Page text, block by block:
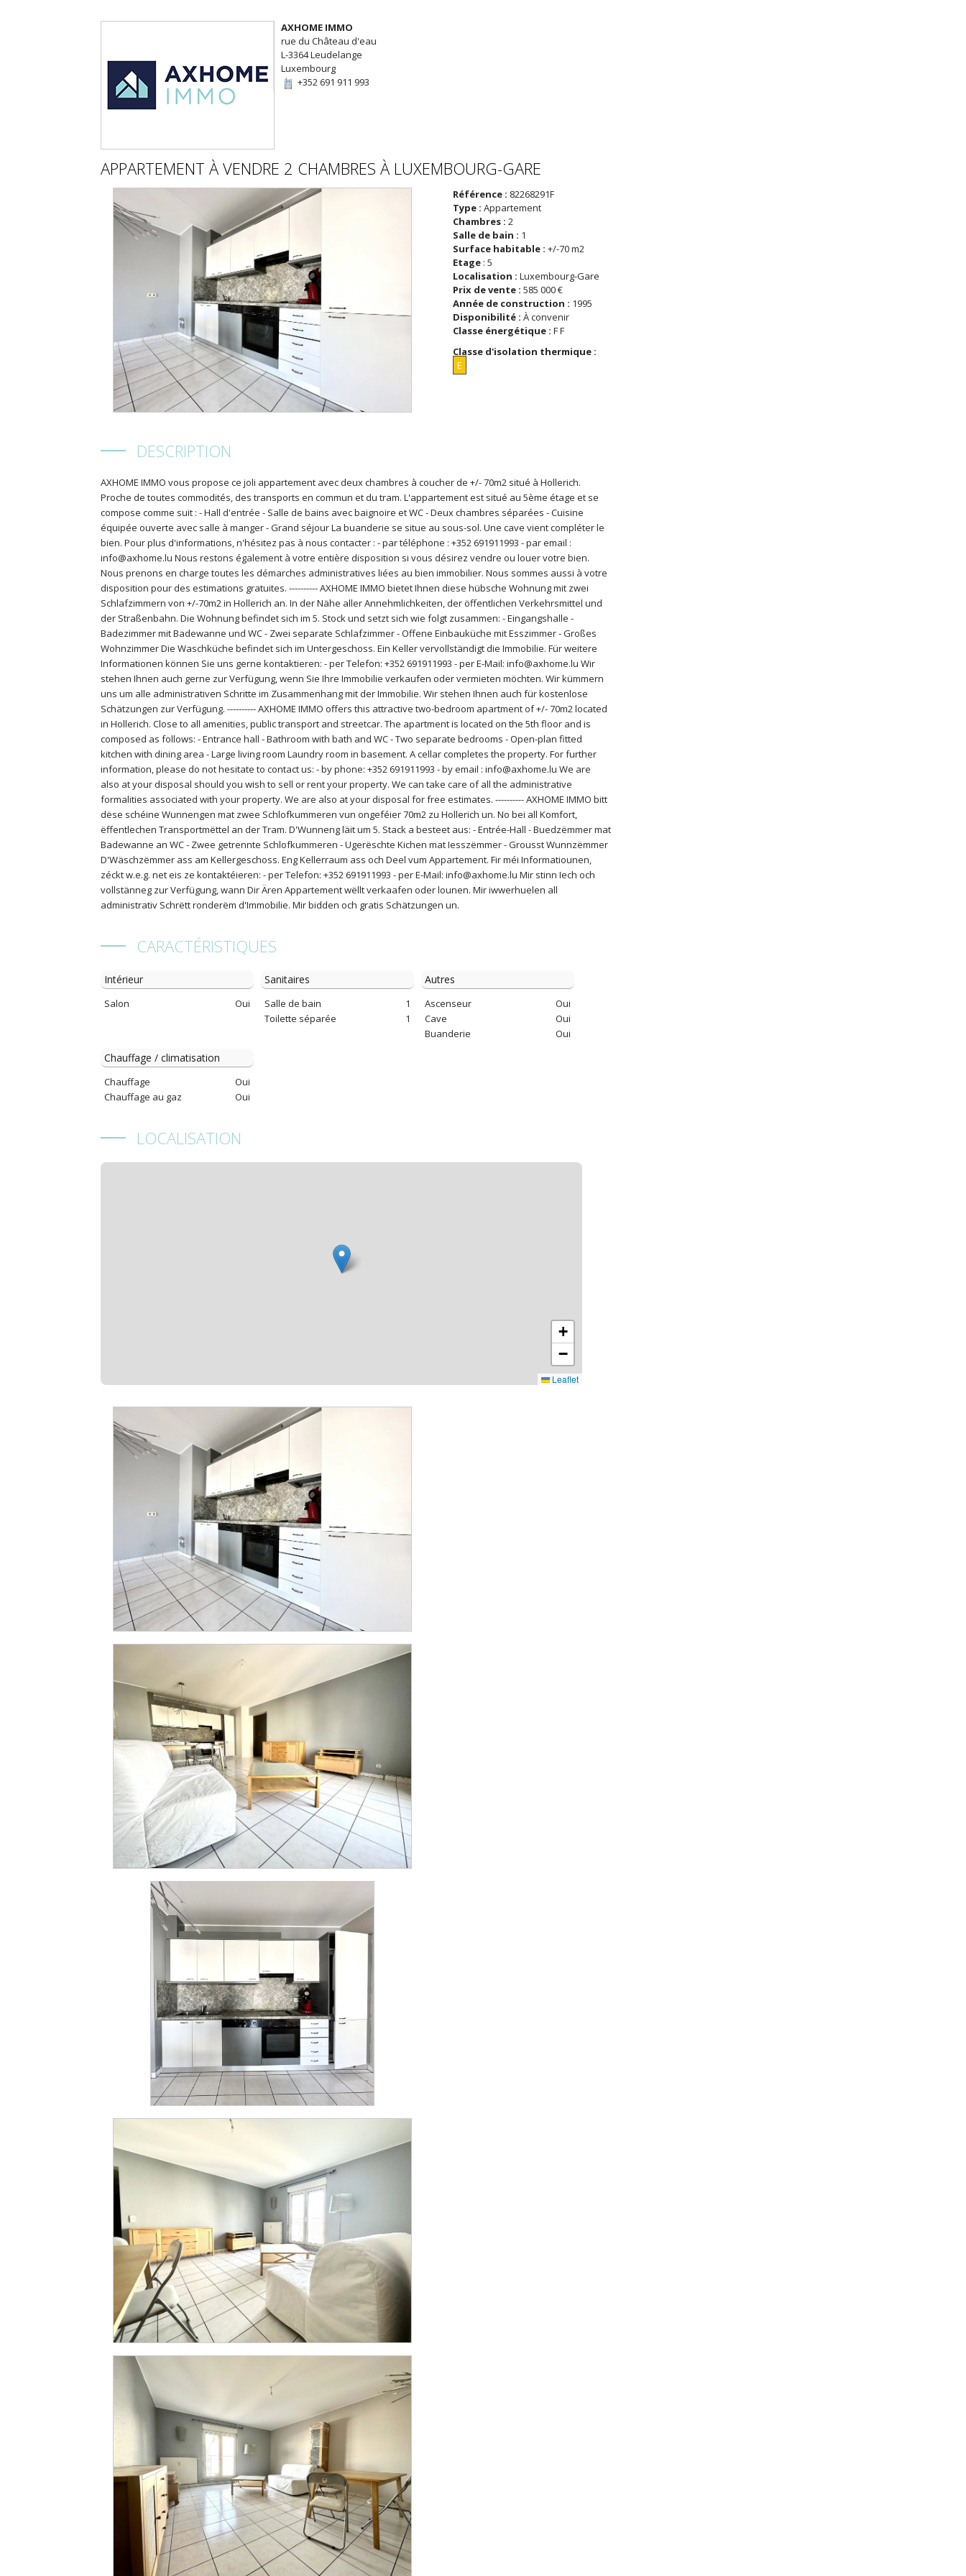
AXHOME IMMO
rue du Château d'eau
L-3364 Leudelange
Luxembourg
+352 691 911 993
APPARTEMENT À VENDRE 2 CHAMBRES À LUXEMBOURG-GARE
Référence : 82268291F
Type : Appartement
Chambres : 2
Salle de bain : 1
Surface habitable : +/-70 m2
Etage : 5
Localisation : Luxembourg-Gare
Prix de vente : 585 000 €
Année de construction : 1995
Disponibilité : À convenir
Classe énergétique : F F
Classe d'isolation thermique :
E
DESCRIPTION
AXHOME IMMO vous propose ce joli appartement avec deux chambres à coucher de +/- 70m2 situé à Hollerich.
Proche de toutes commodités, des transports en commun et du tram. L'appartement est situé au 5ème étage et se
compose comme suit : - Hall d'entrée - Salle de bains avec baignoire et WC - Deux chambres séparées - Cuisine
équipée ouverte avec salle à manger - Grand séjour La buanderie se situe au sous-sol. Une cave vient compléter le
bien. Pour plus d'informations, n'hésitez pas à nous contacter : - par téléphone : +352 691911993 - par email :
info@axhome.lu Nous restons également à votre entière disposition si vous désirez vendre ou louer votre bien.
Nous prenons en charge toutes les démarches administratives liées au bien immobilier. Nous sommes aussi à votre
disposition pour des estimations gratuites. ---------- AXHOME IMMO bietet Ihnen diese hübsche Wohnung mit zwei
Schlafzimmern von +/-70m2 in Hollerich an. In der Nähe aller Annehmlichkeiten, der öffentlichen Verkehrsmittel und
der Straßenbahn. Die Wohnung befindet sich im 5. Stock und setzt sich wie folgt zusammen: - Eingangshalle -
Badezimmer mit Badewanne und WC - Zwei separate Schlafzimmer - Offene Einbauküche mit Esszimmer - Großes
Wohnzimmer Die Waschküche befindet sich im Untergeschoss. Ein Keller vervollständigt die Immobilie. Für weitere
Informationen können Sie uns gerne kontaktieren: - per Telefon: +352 691911993 - per E-Mail: info@axhome.lu Wir
stehen Ihnen auch gerne zur Verfügung, wenn Sie Ihre Immobilie verkaufen oder vermieten möchten. Wir kümmern
uns um alle administrativen Schritte im Zusammenhang mit der Immobilie. Wir stehen Ihnen auch für kostenlose
Schätzungen zur Verfügung. ---------- AXHOME IMMO offers this attractive two-bedroom apartment of +/- 70m2 located
in Hollerich. Close to all amenities, public transport and streetcar. The apartment is located on the 5th floor and is
composed as follows: - Entrance hall - Bathroom with bath and WC - Two separate bedrooms - Open-plan fitted
kitchen with dining area - Large living room Laundry room in basement. A cellar completes the property. For further
information, please do not hesitate to contact us: - by phone: +352 691911993 - by email : info@axhome.lu We are
also at your disposal should you wish to sell or rent your property. We can take care of all the administrative
formalities associated with your property. We are also at your disposal for free estimates. ---------- AXHOME IMMO bitt
dëse schéine Wunnengen mat zwee Schlofkummeren vun ongeféier 70m2 zu Hollerich un. No bei all Komfort,
ëffentlechen Transportmëttel an der Tram. D'Wunneng läit um 5. Stack a besteet aus: - Entrée-Hall - Buedzëmmer mat
Badewanne an WC - Zwee getrennte Schlofkummeren - Ugerëschte Kichen mat Iesszëmmer - Grousst Wunnzëmmer
D'Wäschzëmmer ass am Kellergeschoss. Eng Kellerraum ass och Deel vum Appartement. Fir méi Informatiounen,
zéckt w.e.g. net eis ze kontaktéieren: - per Telefon: +352 691911993 - per E-Mail: info@axhome.lu Mir stinn Iech och
vollstänneg zur Verfügung, wann Dir Ären Appartement wëllt verkaafen oder lounen. Mir iwwerhuelen all
administrativ Schrëtt ronderëm d'Immobilie. Mir bidden och gratis Schätzungen un.
CARACTÉRISTIQUES
Intérieur
Salon Oui
Sanitaires
Salle de bain
1
Toilette séparée
1
Autres
Ascenseur
Oui
Cave
Oui
Buanderie
Oui
Chauffage / climatisation
Chauffage
Oui
Chauffage au gaz
Oui
LOCALISATION
+
−
Leaflet